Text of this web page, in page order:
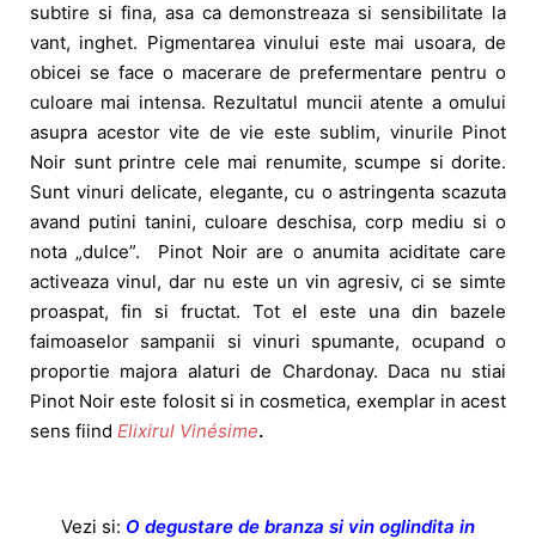
subtire si fina, asa ca demonstreaza si sensibilitate la
vant, inghet. Pigmentarea vinului este mai usoara, de
obicei se face o macerare de prefermentare pentru o
culoare mai intensa. Rezultatul muncii atente a omului
asupra acestor vite de vie este sublim, vinurile Pinot
Noir sunt printre cele mai renumite, scumpe si dorite.
Sunt vinuri delicate, elegante, cu o astringenta scazuta
avand putini tanini, culoare deschisa, corp mediu si o
nota „dulce”. Pinot Noir are o anumita aciditate care
activeaza vinul, dar nu este un vin agresiv, ci se simte
proaspat, fin si fructat. Tot el este una din bazele
faimoaselor sampanii si vinuri spumante, ocupand o
proportie majora alaturi de Chardonay. Daca nu stiai
Pinot Noir este folosit si in cosmetica, exemplar in acest
sens fiind Elixirul Vinésime.
Vezi si: O degustare de branza si vin oglindita in